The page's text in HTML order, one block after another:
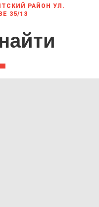
РАЙОН УЛ.
35/13